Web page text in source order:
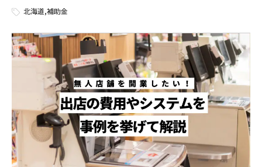
に直結するため、リフォームには大 […]
北海道,補助金